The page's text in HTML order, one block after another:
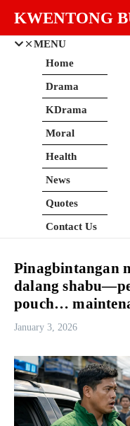
KWENTONG
MENU
Home
Drama
KDrama
Moral
Health
News
Quotes
Contact Us
Pinagbintangan
dalang
pouch…
January 3, 2026